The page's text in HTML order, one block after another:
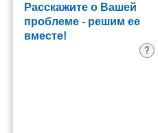
Расскажите о Вашей
проблеме - решим ее
вместе!
?